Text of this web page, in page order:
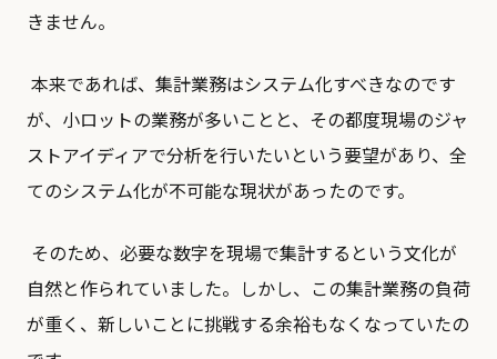
きません。
本来であれば、集計業務はシステム化すべきなのです
が、小ロットの業務が多いことと、その都度現場のジャ
ストアイディアで分析を行いたいという要望があり、全
てのシステム化が不可能な現状があったのです。
そのため、必要な数字を現場で集計するという文化が
自然と作られていました。しかし、この集計業務の負荷
が重く、新しいことに挑戦する余裕もなくなっていたの